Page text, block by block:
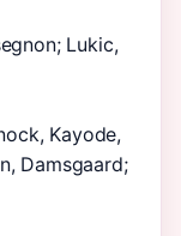
Lukic,
Kayode,
Damsgaard;